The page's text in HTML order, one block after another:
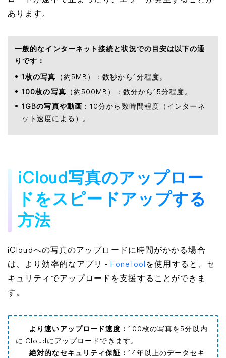
あります。
一般的なインターネット接続と状況での目安は以下の通
りです：
1枚の写真 （約5MB）：数秒から1分程度。
100枚の写真 （約500MB）：数分から15分程度。
1GBの写真や動画 ：10分から数時間程度（インターネ
ット速度による）。
iCloud写真のアップロー
ドをスピードアップする
方法
iCloudへの写真のアップロードに時間がかかる場合
は、より効率的なアプリ - FoneTool を使用すると、セ
キュリティでアップロードを支援することができま
す。
より速いアップロード速度：100枚の写真を5分以内
にiCloudにアップロードできます。
絶対的なセキュリティ保証：14年以上のデータセキ